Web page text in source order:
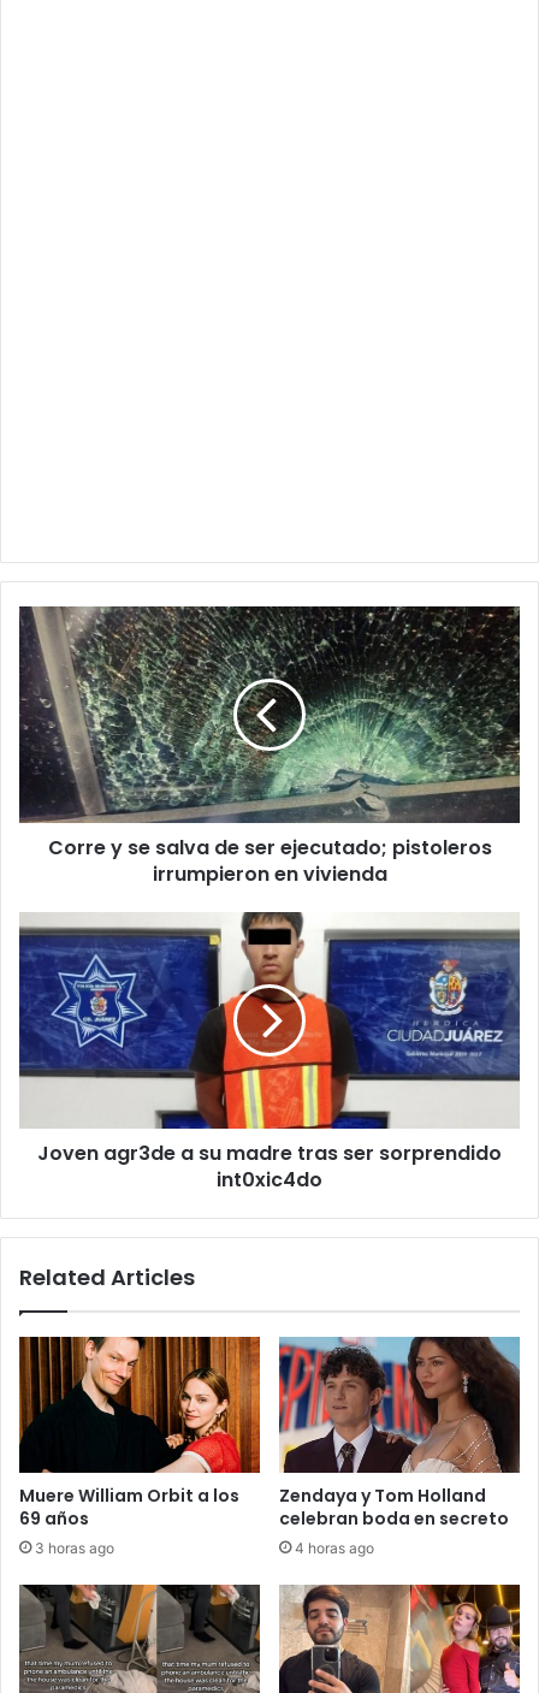
Corre
y
se
salva
de
ser
ejecutado;
pistoleros
irrumpieron
Corre y se salva de ser ejecutado; pistoleros
irrumpieron en vivienda
Joven
agr3de
su
madre
ser
int0xic4do
Joven agr3de a su madre tras ser sorprendido
int0xic4do
Related Articles
Muere William Orbit a los
69 años
3 horas ago
Zendaya y Tom Holland
celebran boda en secreto
4 horas ago